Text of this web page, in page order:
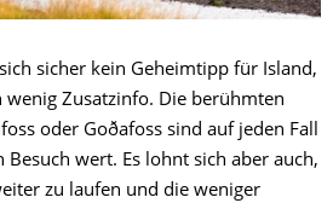
sicher kein Geheimtipp für Island,
Zusatzinfo. Die berühmten
oder Goðafoss sind auf jeden Fall
wert. Es lohnt sich aber auch,
zu laufen und die weniger